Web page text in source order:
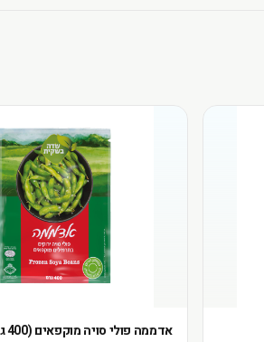
אדממה פולי סויה מוקפאים (400 גר')